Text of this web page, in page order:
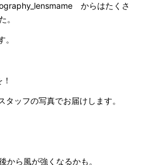
からはたくさ
。
ッフの写真でお届けします。
から風が強くなるかも。